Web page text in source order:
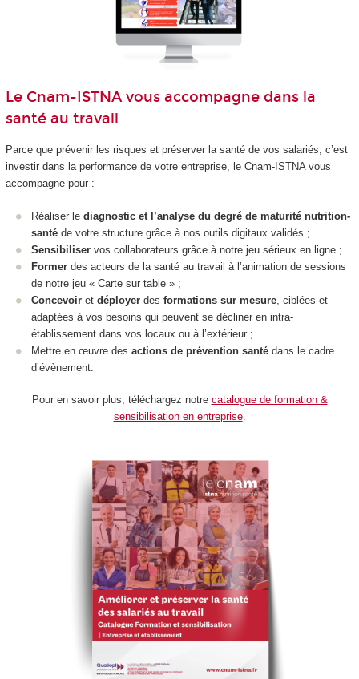
Le Cnam-ISTNA vous accompagne dans la
santé au travail
Parce que prévenir les risques et préserver la santé de vos salariés, c’est
investir dans la performance de votre entreprise, le Cnam-ISTNA vous
accompagne pour :
Réaliser le diagnostic et l’analyse du degré de maturité nutrition-
santé de votre structure grâce à nos outils digitaux validés ;
Sensibiliser vos collaborateurs grâce à notre jeu sérieux en ligne ;
Former des acteurs de la santé au travail à l’animation de sessions
de notre jeu « Carte sur table » ;
Concevoir et déployer des formations sur mesure , ciblées et
adaptées à vos besoins qui peuvent se décliner en intra-
établissement dans vos locaux ou à l’extérieur ;
Mettre en œuvre des actions de prévention santé dans le cadre
d’évènement.
Pour en savoir plus, téléchargez notre catalogue de formation &
sensibilisation en entreprise.